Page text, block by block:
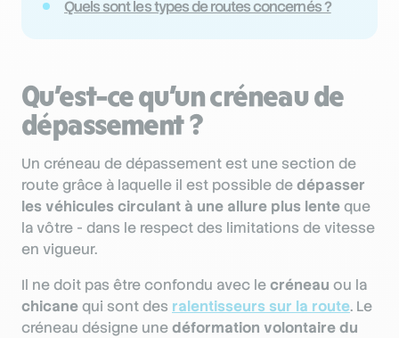
Quels sont les types de routes concernés ?
Qu’est-ce qu’un créneau de
dépassement ?
Un créneau de dépassement est une section de
route grâce à laquelle il est possible dedépasser
les véhicules circulant à une allure plus lenteque
la vôtre - dans le respect des limitations de vitesse
en vigueur.
Il ne doit pas être confondu avec lecréneau ou la
chicanequi sont des ralentisseurs sur la route. Le
créneau désigne unedéformation volontaire du